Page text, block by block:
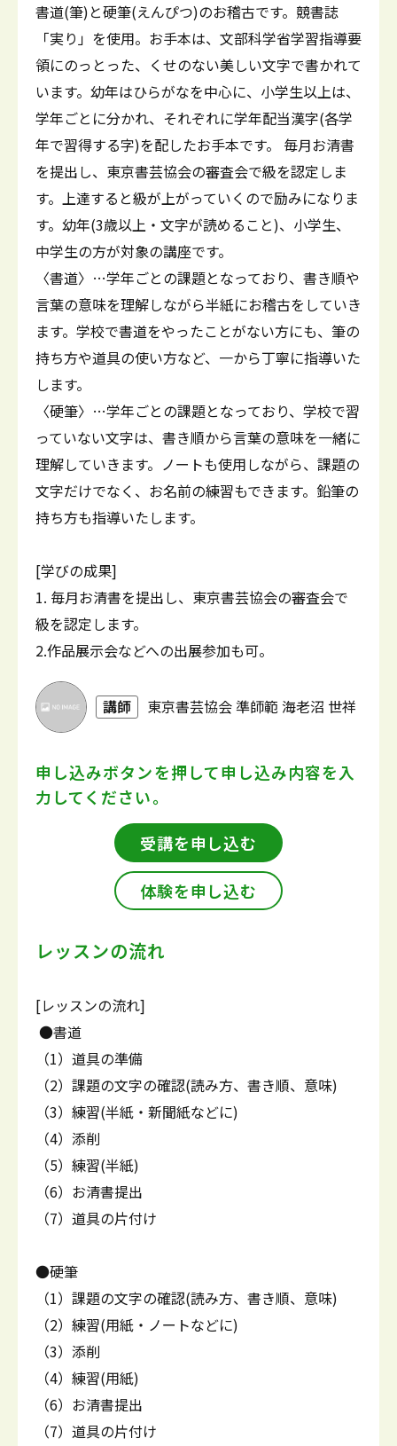
書道(筆)と硬筆(えんぴつ)のお稽古です。競書誌
「実り」を使用。お手本は、文部科学省学習指導要
領にのっとった、くせのない美しい文字で書かれて
います。幼年はひらがなを中心に、小学生以上は、
学年ごとに分かれ、それぞれに学年配当漢字(各学
年で習得する字)を配したお手本です。 毎月お清書
を提出し、東京書芸協会の審査会で級を認定しま
す。上達すると級が上がっていくので励みになりま
す。幼年(3歳以上・文字が読めること)、小学生、
中学生の方が対象の講座です。
〈書道〉…学年ごとの課題となっており、書き順や
言葉の意味を理解しながら半紙にお稽古をしていき
ます。学校で書道をやったことがない方にも、筆の
持ち方や道具の使い方など、一から丁寧に指導いた
します。
〈硬筆〉…学年ごとの課題となっており、学校で習
っていない文字は、書き順から言葉の意味を一緒に
理解していきます。ノートも使用しながら、課題の
文字だけでなく、お名前の練習もできます。鉛筆の
持ち方も指導いたします。
[学びの成果]
1. 毎月お清書を提出し、東京書芸協会の審査会で
級を認定します。
2.作品展示会などへの出展参加も可。
講師 東京書芸協会 準師範 海老沼 世祥
申し込みボタンを押して申し込み内容を入
力してください。
受講を申し込む
体験を申し込む
レッスンの流れ
[レッスンの流れ]
●書道
（1）道具の準備
（2）課題の文字の確認(読み方、書き順、意味)
（3）練習(半紙・新聞紙などに)
（4）添削
（5）練習(半紙)
（6）お清書提出
（7）道具の片付け
●硬筆
（1）課題の文字の確認(読み方、書き順、意味)
（2）練習(用紙・ノートなどに)
（3）添削
（4）練習(用紙)
（6）お清書提出
（7）道具の片付け